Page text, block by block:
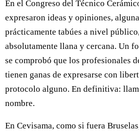
En el Congreso del Técnico
expresaron ideas y opiniones,
prácticamente tabúes a nivel
absolutamente llana y cercana. Un
se comprobó que los profesionales
tienen ganas de expresarse con
protocolo alguno. En definitiva:
nombre.
En Cevisama, como si fuera